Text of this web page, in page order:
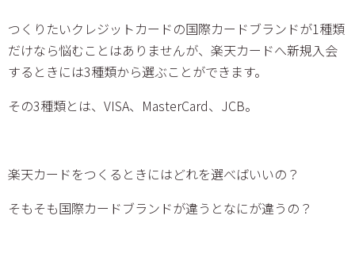
つくりたいクレジットカードの国際カードブランドが1種類
だけなら悩むことはありませんが、楽天カードへ新規入会
するときには3種類から選ぶことができます。
その3種類とは、VISA、MasterCard、JCB。
楽天カードをつくるときにはどれを選べばいいの？
そもそも国際カードブランドが違うとなにが違うの？